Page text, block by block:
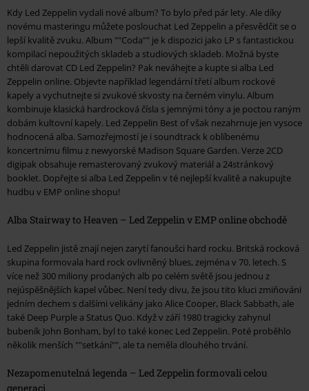
Kdy Led Zeppelin vydali nové album? To bylo před pár lety. Ale díky
novému masteringu můžete poslouchat Led Zeppelin a přesvědčit se o
lepší kvalitě zvuku. Album ""Coda"" je k dispozici jako LP s fantastickou
kompilací nepoužitých skladeb a studiových skladeb. Možná byste
chtěli darovat CD Led Zeppelin? Pak neváhejte a kupte si alba Led
Zeppelin online. Objevte například legendární třetí album rockové
kapely a vychutnejte si zvukové skvosty na černém vinylu. Album
kombinuje klasická hardrocková čísla s jemnými tóny a je poctou raným
dobám kultovní kapely. Led Zeppelin Best of však nezahrnuje jen vysoce
hodnocená alba. Samozřejmostí je i soundtrack k oblíbenému
koncertnímu filmu z newyorské Madison Square Garden. Verze 2CD
digipak obsahuje remasterovaný zvukový materiál a 24stránkový
booklet. Dopřejte si alba Led Zeppelin v té nejlepší kvalitě a nakupujte
hudbu v EMP online shopu!
Alba Stairway to Heaven – Led Zeppelin v EMP online obchodě
Led Zeppelin jistě znají nejen zarytí fanoušci hard rocku. Britská rocková
skupina formovala hard rock ovlivněný blues, zejména v 70. letech. S
více než 300 miliony prodaných alb po celém světě jsou jednou z
nejúspěšnějších kapel vůbec. Není tedy divu, že jsou tito kluci zmiňováni
jedním dechem s dalšími velikány jako Alice Cooper, Black Sabbath, ale
také Deep Purple a Status Quo. Když v září 1980 tragicky zahynul
bubeník John Bonham, byl to také konec Led Zeppelin. Poté proběhlo
několik menších ""setkání"", ale ta neměla dlouhého trvání.
Nezapomenutelná legenda – Led Zeppelin formovali celou
generaci